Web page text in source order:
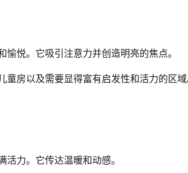
愉悦。它吸引注意力并创造明亮的焦点。
童房以及需要显得富有启发性和活力的区
活力。它传达温暖和动感。